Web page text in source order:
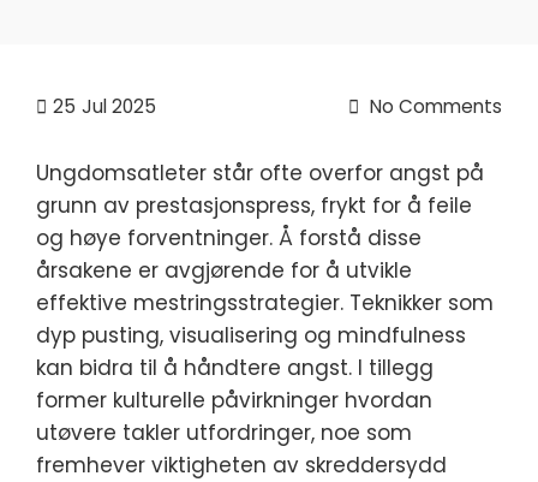
25 Jul 2025 No Comments
Ungdomsatleter står ofte overfor angst på
grunn av prestasjonspress, frykt for å feile
og høye forventninger. Å forstå disse
årsakene er avgjørende for å utvikle
effektive mestringsstrategier. Teknikker som
dyp pusting, visualisering og mindfulness
kan bidra til å håndtere angst. I tillegg
former kulturelle påvirkninger hvordan
utøvere takler utfordringer, noe som
fremhever viktigheten av skreddersydd